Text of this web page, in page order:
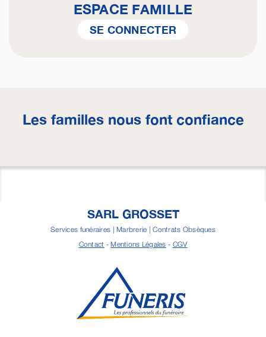
ESPACE FAMILLE
SE CONNECTER
Les familles nous font confiance
SARL GROSSET
Services funéraires | Marbrerie | Contrats Obsèques
Contact -Mentions Légales - CGV